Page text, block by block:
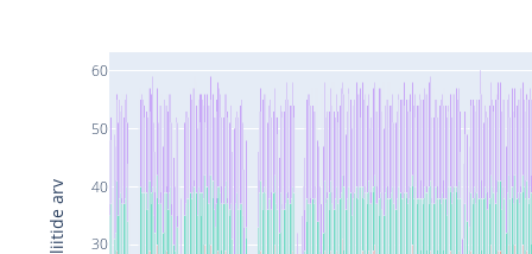
30
40
50
60